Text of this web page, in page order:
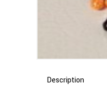
Description